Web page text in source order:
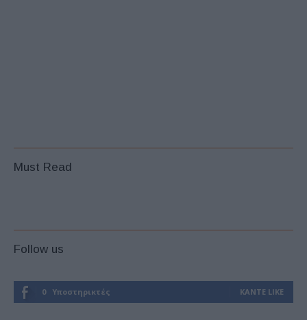
Must Read
Follow us
0 Υποστηρικτές ΚΆΝΤΕ LIKE